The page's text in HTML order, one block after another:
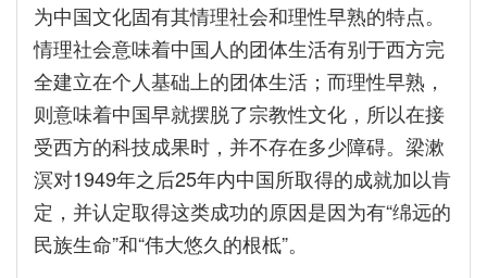
为中国文化固有其情理社会和理性早熟的特点。
情理社会意味着中国人的团体生活有别于西方完
全建立在个人基础上的团体生活；而理性早熟，
则意味着中国早就摆脱了宗教性文化，所以在接
受西方的科技成果时，并不存在多少障碍。梁漱
溟对1949年之后25年内中国所取得的成就加以肯
定，并认定取得这类成功的原因是因为有“绵远的
民族生命”和“伟大悠久的根柢”。